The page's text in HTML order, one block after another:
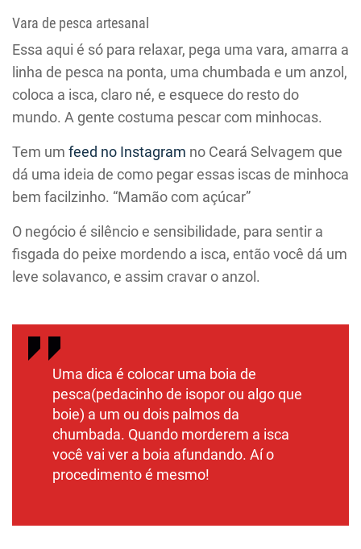
Vara de pesca artesanal
Essa aqui é só para relaxar, pega uma vara, amarra a
linha de pesca na ponta, uma chumbada e um anzol,
coloca a isca, claro né, e esquece do resto do
mundo. A gente costuma pescar com minhocas.
Tem um feed no Instagram no Ceará Selvagem que
dá uma ideia de como pegar essas iscas de minhoca
bem facilzinho. “Mamão com açúcar”
O negócio é silêncio e sensibilidade, para sentir a
fisgada do peixe mordendo a isca, então você dá um
leve solavanco, e assim cravar o anzol.
Uma dica é colocar uma boia de
pesca(pedacinho de isopor ou algo que
boie) a um ou dois palmos da
chumbada. Quando morderem a isca
você vai ver a boia afundando. Aí o
procedimento é mesmo!